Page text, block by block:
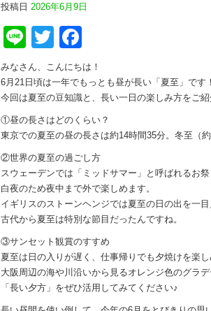
投稿日 2026年6月9日
LineTwitter
みなさん、こんにちは！
6月21日頃は一年でもっとも昼が長い「夏至」です！
今回は夏至の豆知識と、長い一日の楽しみ方をご紹
①昼の長さはどのくらい？
東京での夏至の昼の長さは約14時間35分。冬至（
②世界の夏至の過ごし方
スウェーデンでは「ミッドサマー」と呼ばれるお
白夜のため夜中まで外で楽しめます。
イギリスのストーンヘンジでは夏至の日の出を一
古代から夏至は特別な節目だったんですね。
③サンセット観賞のすすめ
夏至は日の入りが遅く、仕事帰りでも夕焼けを楽し
大阪周辺の海や川沿いから見るオレンジ色のグラデ
「長い夕方」をぜひ活用してみてください♪